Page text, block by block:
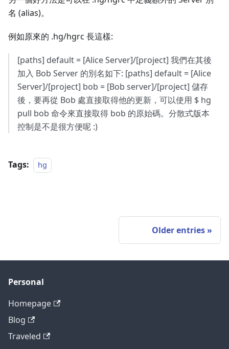
名 (alias)。
例如原來的 .hg/hgrc 長這樣:
[paths] default = [Alice Server]/[project] 我們在其後
加入 Bob Server 的別名如下: [paths] default = [Alice
Server]/[project] bob = [Bob server]/[project] 儲存
後，要再從 Bob 處直接取得他的更新，可以使用 $ hg
pull bob 命令來直接取得 bob 的原始碼。分散式版本
控制是不是很方便呢 :)
Tags: hg
Older entries
Personal
Homepage
Blog
Traveled